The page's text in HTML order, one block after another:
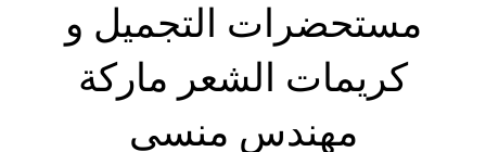
مستحضرات التجميل و
كريمات الشعر ماركة
مهندس منسى